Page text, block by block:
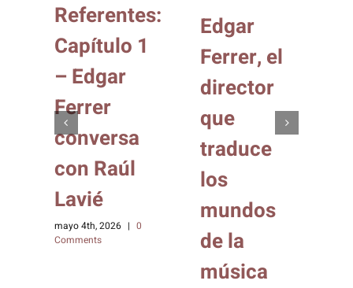
Referentes:
Capítulo 1
– Edgar
Ferrer
conversa
con Raúl
Lavié
mayo 4th, 2026 | 0
Comments
Edgar
Ferrer, el
director
que
traduce
los
mundos
de la
música